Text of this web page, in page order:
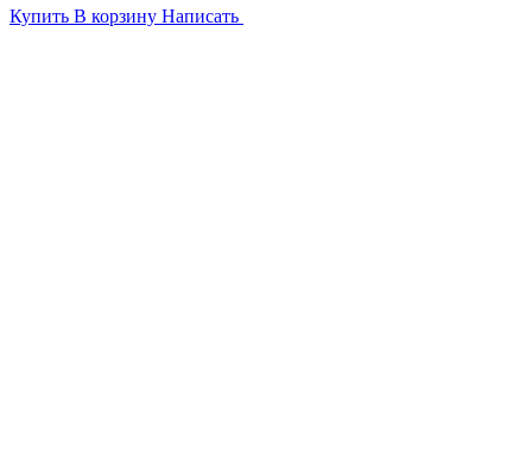
Купить В корзину Написать